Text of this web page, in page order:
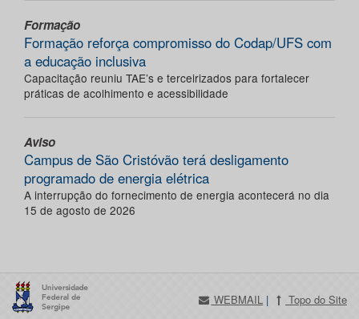
Formação
Formação reforça compromisso do Codap/UFS com
a educação inclusiva
Capacitação reuniu TAE’s e terceirizados para fortalecer
práticas de acolhimento e acessibilidade
Aviso
Campus de São Cristóvão terá desligamento
programado de energia elétrica
A interrupção do fornecimento de energia acontecerá no dia
15 de agosto de 2026
WEBMAIL | Topo do Site